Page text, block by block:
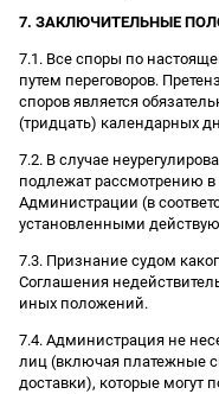
7. ЗАКЛЮЧИТЕЛЬНЫЕ
7.1. Все споры по
путем переговоров.
споров является
(тридцать) календарных
7.2. В случае
подлежат рассмотрению
Администрации (в
установленными
7.3. Признание судом
Соглашения
иных положений.
7.4. Администрация не
лиц (включая платежные
доставки), которые могут